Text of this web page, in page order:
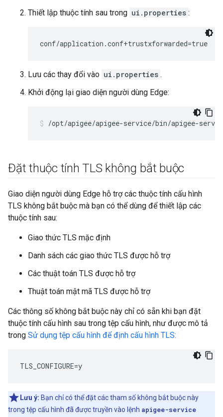
Thiết lập thuộc tính sau trong ui.properties :
conf/application.conf+trustxforwarded=true
Lưu các thay đổi vào ui.properties .
Khởi động lại giao diện người dùng Edge:
/opt/apigee/apigee-service/bin/apigee-
Đặt thuộc tính TLS không bắt buộc
Giao diện người dùng Edge hỗ trợ các thuộc tính cấu hình
TLS không bắt buộc mà bạn có thể dùng để thiết lập các
thuộc tính sau:
Giao thức TLS mặc định
Danh sách các giao thức TLS được hỗ trợ
Các thuật toán TLS được hỗ trợ
Thuật toán mật mã TLS được hỗ trợ
Các thông số không bắt buộc này chỉ có sẵn khi bạn đặt
thuộc tính cấu hình sau trong tệp cấu hình, như được mô tả
trong Sử dụng tệp cấu hình để định cấu hình TLS:
TLS_CONFIGURE=y
Lưu ý: Bạn chỉ có thể đặt các tham số không bắt buộc này
trong tệp cấu hình đã được truyền vào lệnh apigee-service